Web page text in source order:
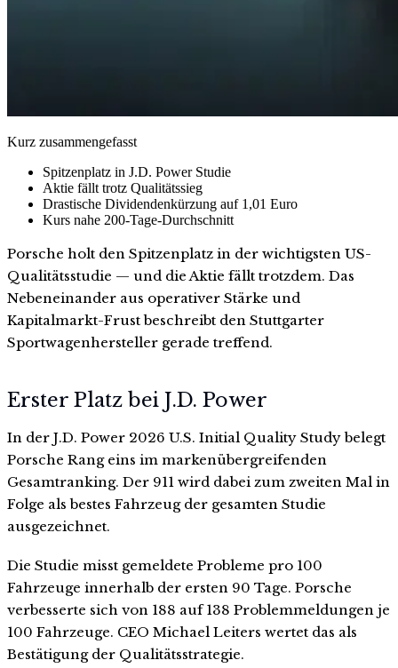
Kurz zusammengefasst
Spitzenplatz in J.D. Power Studie
Aktie fällt trotz Qualitätssieg
Drastische Dividendenkürzung auf 1,01 Euro
Kurs nahe 200-Tage-Durchschnitt
Porsche holt den Spitzenplatz in der wichtigsten US-
Qualitätsstudie — und die Aktie fällt trotzdem. Das
Nebeneinander aus operativer Stärke und
Kapitalmarkt-Frust beschreibt den Stuttgarter
Sportwagenhersteller gerade treffend.
Erster Platz bei J.D. Power
In der J.D. Power 2026 U.S. Initial Quality Study belegt
Porsche Rang eins im markenübergreifenden
Gesamtranking. Der 911 wird dabei zum zweiten Mal in
Folge als bestes Fahrzeug der gesamten Studie
ausgezeichnet.
Die Studie misst gemeldete Probleme pro 100
Fahrzeuge innerhalb der ersten 90 Tage. Porsche
verbesserte sich von 188 auf 138 Problemmeldungen je
100 Fahrzeuge. CEO Michael Leiters wertet das als
Bestätigung der Qualitätsstrategie.